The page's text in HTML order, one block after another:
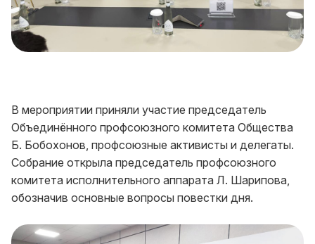
В мероприятии приняли участие председатель
Объединённого профсоюзного комитета Общества
Б. Бобохонов, профсоюзные активисты и делегаты.
Собрание открыла председатель профсоюзного
комитета исполнительного аппарата Л. Шарипова,
обозначив основные вопросы повестки дня.